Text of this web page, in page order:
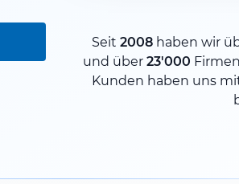
Seit 2008haben wir
und über 23'000
Kunden haben uns